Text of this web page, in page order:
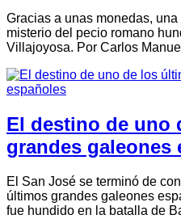
Gracias a unas monedas,
misterio del pecio romano
Villajoyosa. Por Carlos
El destino de uno
grandes galeones
El San José se terminó de
últimos grandes galeones
fue hundido en la batalla de